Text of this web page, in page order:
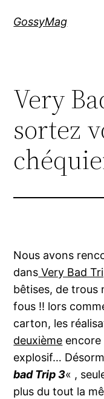
GossyMag
Very
sortez
Nous avons
dans Very Bad
bêtises, de trous
fous !! lors
carton, les
deuxième encore
explosif…
bad Trip 3« ,
plus du tout la